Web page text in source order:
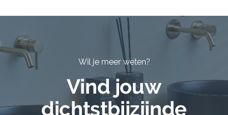
Wil je meer weten?
Vind jouw
dichtstbijzijnde